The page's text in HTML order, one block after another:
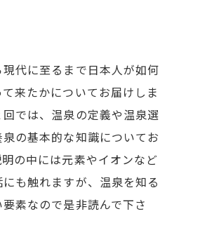
代に至るまで日本人が如何
来たかについてお届けしま
では、温泉の定義や温泉選
の基本的な知識についてお
の中には元素やイオンなど
も触れますが、温泉を知る
要素なので是非読んで下さ